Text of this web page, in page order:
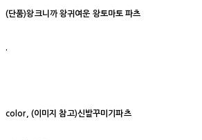
(단품)왕크니까 왕귀여운 왕토마토 파츠
color, (이미지 참고)신발꾸미기파츠